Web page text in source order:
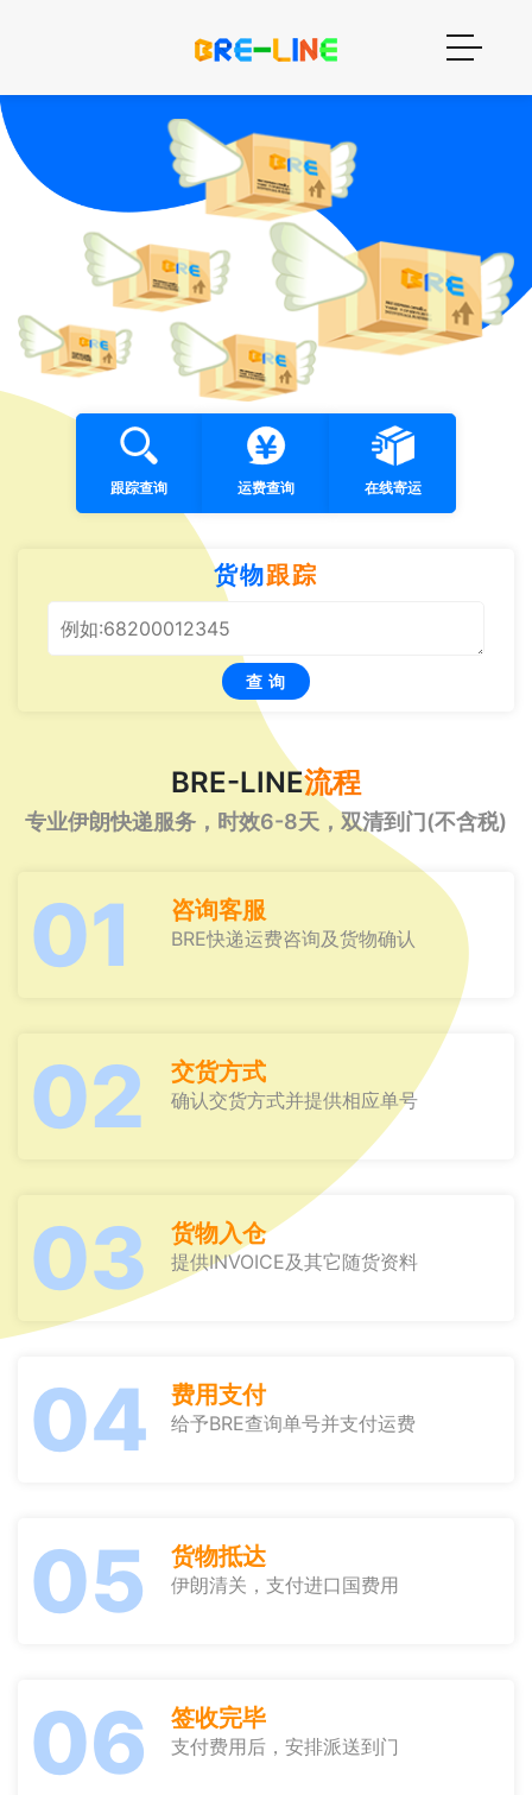
跟踪查询 运费查询 在线寄运
货物跟踪
查 询
BRE-LINE流程
专业伊朗快递服务，时效6-8天，双清到门(不含税)
01 咨询客服
BRE快递运费咨询及货物确认
02 交货方式
确认交货方式并提供相应单号
03 货物入仓
提供INVOICE及其它随货资料
04 费用支付
给予BRE查询单号并支付运费
05 货物抵达
伊朗清关，支付进口国费用
06 签收完毕
支付费用后，安排派送到门